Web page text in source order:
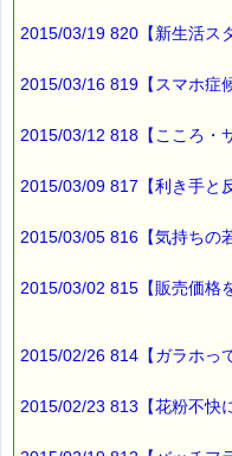
2015/03/19 820【新生活ス
2015/03/16 819【スマホ症
2015/03/12 818【こころ・
2015/03/09 817【利き手と
2015/03/05 816【気持ちの
2015/03/02 815【販売価格
2015/02/26 814【ガラホっ
2015/02/23 813【花粉不快